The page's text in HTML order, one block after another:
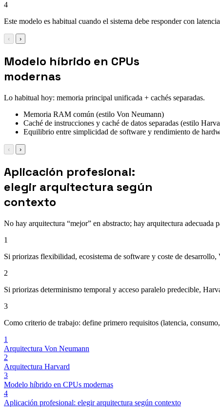
4
Este modelo es habitual cuando el sistema debe responder con
‹ ›
Modelo híbrido en CPUs
modernas
Lo habitual hoy: memoria principal unificada + cachés separadas.
Memoria RAM común (estilo Von Neumann)
Caché de instrucciones y caché de datos separadas (estilo
Equilibrio entre simplicidad de software y rendimiento de
‹ ›
Aplicación profesional:
elegir arquitectura según
contexto
No hay arquitectura “mejor” en abstracto; hay arquitectura adecuada
1
Si priorizas flexibilidad, ecosistema de software y coste de
2
Si priorizas determinismo temporal y acceso paralelo predecible,
3
Como criterio de trabajo: define primero requisitos (latencia,
1
Arquitectura Von Neumann
2
Arquitectura Harvard
3
Modelo híbrido en CPUs modernas
4
Aplicación profesional: elegir arquitectura según contexto